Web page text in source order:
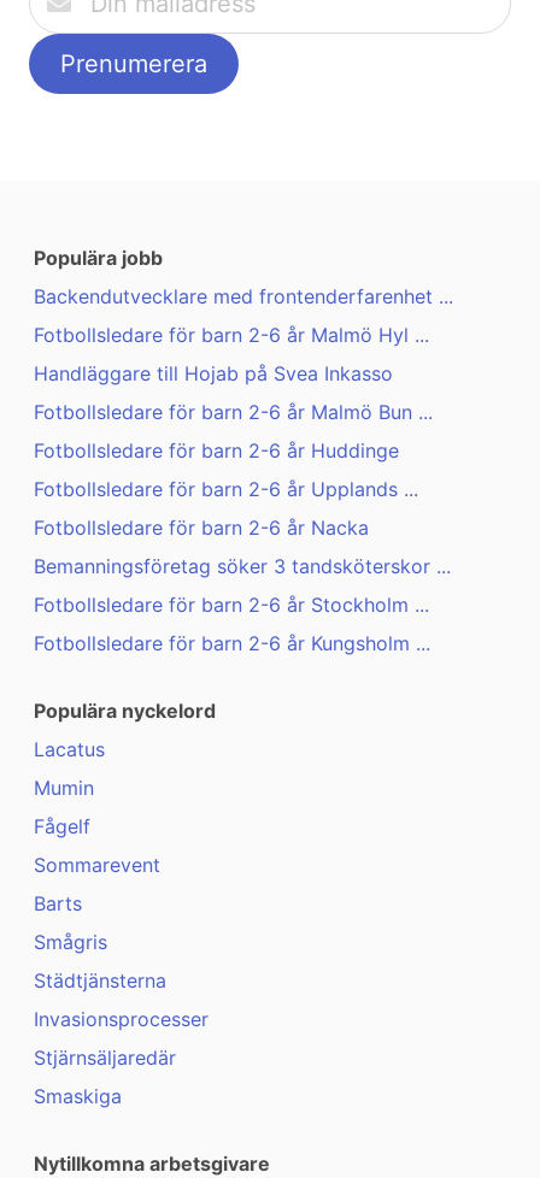
Populära jobb
Backendutvecklare med frontenderfarenhet ...
Fotbollsledare för barn 2-6 år Malmö Hyl ...
Handläggare till Hojab på Svea Inkasso
Fotbollsledare för barn 2-6 år Malmö Bun ...
Fotbollsledare för barn 2-6 år Huddinge
Fotbollsledare för barn 2-6 år Upplands ...
Fotbollsledare för barn 2-6 år Nacka
Bemanningsföretag söker 3 tandsköterskor ...
Fotbollsledare för barn 2-6 år Stockholm ...
Fotbollsledare för barn 2-6 år Kungsholm ...
Populära nyckelord
Lacatus
Mumin
Fågelf
Sommarevent
Barts
Smågris
Städtjänsterna
Invasionsprocesser
Stjärnsäljaredär
Smaskiga
Nytillkomna arbetsgivare